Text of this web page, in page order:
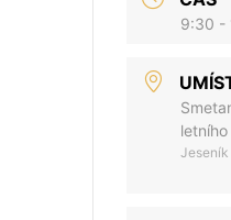
9:30 -
Jeseník